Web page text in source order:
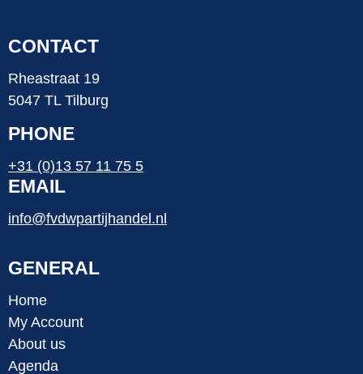
CONTACT
Rheastraat 19
5047 TL Tilburg
PHONE
+31 (0)13 57 11 75 5
EMAIL
info@fvdwpartijhandel.nl
GENERAL
Home
My Account
About us
Agenda